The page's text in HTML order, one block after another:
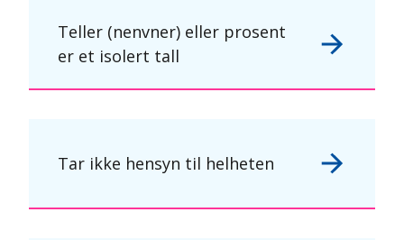
Teller (nenvner) eller prosent
er et isolert tall
Tar ikke hensyn til helheten